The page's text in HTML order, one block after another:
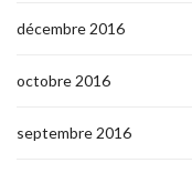
décembre 2016
octobre 2016
septembre 2016